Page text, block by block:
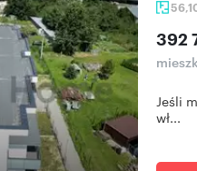
392
Jeśli
wł...